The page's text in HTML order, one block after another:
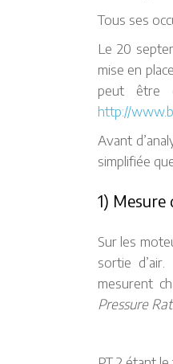
Tous ses
Le 20
mise en
peut être
http://
Avant
simplifiée
1) Mesure
Sur les
sortie
mesurent
Pressure